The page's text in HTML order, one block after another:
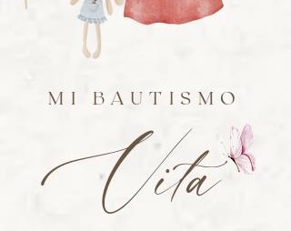
MI BAUTISMO
Vita